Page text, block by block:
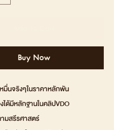
Buy Now
นจริงๆในราคาหลักพัน
ได้มีหลักฐานในคลิปVDO
มสรีรศาสตร์